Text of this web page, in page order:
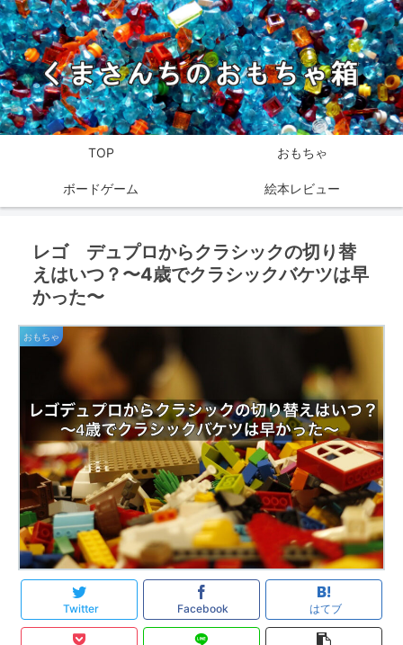
TOP おもちゃ
ボードゲーム 絵本レビュー
レゴ デュプロからクラシックの切り替
えはいつ？〜4歳でクラシックバケツは早
かった〜
おもちゃ
Twitter Facebook はてブ